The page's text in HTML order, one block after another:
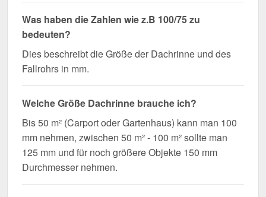
Was haben die Zahlen wie z.B 100/75 zu
bedeuten?
Dies beschreibt die Größe der Dachrinne und des
Fallrohrs in mm.
Welche Größe Dachrinne brauche ich?
Bis 50 m² (Carport oder Gartenhaus) kann man 100
mm nehmen, zwischen 50 m² - 100 m² sollte man
125 mm und für noch größere Objekte 150 mm
Durchmesser nehmen.